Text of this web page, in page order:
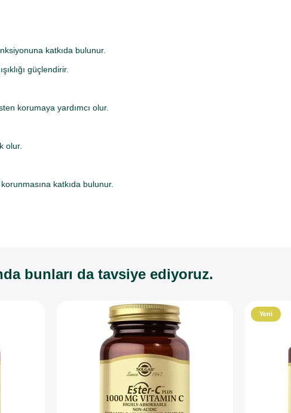
katkıda bulunur.
güçlendirir.
korumaya yardımcı olur.
olur.
katkıda bulunur.
bunları da tavsiye ediyoruz.
Yeni